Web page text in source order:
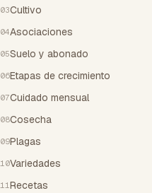
03Cultivo
04Asociaciones
05Suelo y abonado
06Etapas de crecimiento
07Cuidado mensual
08Cosecha
09Plagas
10Variedades
11 Recetas